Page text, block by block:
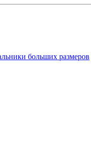
больших размеров